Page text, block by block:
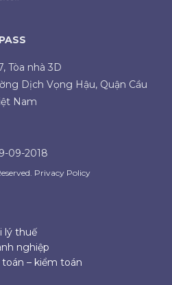
Tòa nhà 3D
Dịch Vọng Hậu, Quận Cầu
Nam
09-2018
Privacy Policy
lý thuế
nghiệp
– kiểm toán